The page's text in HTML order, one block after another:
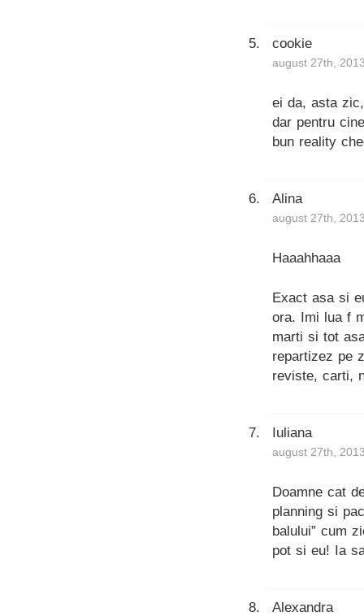
cookie
august 27th,
ei da, asta
dar pentru
bun reality
Alina
august 27th,
Haaahhaaa
Exact asa si
ora. Imi lua f
marti si tot
repartizez pe
reviste, carti,
Iuliana
august 27th,
Doamne cat
planning si
balului” cum
pot si eu! Ia
Alexandra